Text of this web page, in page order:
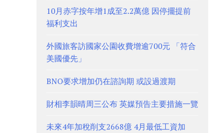
10月赤字按年增1成至2.2萬億 因停擺提前
福利支出
外國旅客訪國家公園收費增逾700元 「符合
美國優先」
BNO要求增加仍在諮詢期 或設過渡期
財相李韻晴周三公布 英媒預告主要措施一覽
未來4年加稅削支2668億 4月最低工資加